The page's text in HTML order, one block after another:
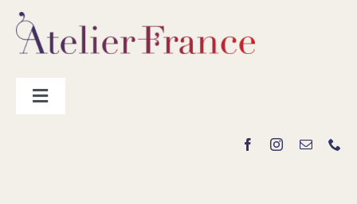
Passer
contenu
Toggle